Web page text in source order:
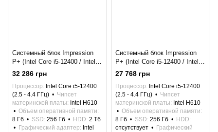
Системный блок Impression
P+ (Intel Core i5-12400 / Intel
H610 / DDR4 8Gb 3200 / SSD
256Gb / HDD 2Tb / 400W / Wi-
Fi)
32 286 грн
Процессор
Intel Core i5-12400
(2.5 - 4.4 ГГц)
Чипсет
материнской платы
Intel H610
Объем оперативной памяти
8 Гб
SSD 256 Гб HDD 2 Тб
Графический адаптер
Intel
Системный блок Impression
P+ (Intel Core i5-12400 / Intel
H610 / DDR4 8Gb 3200 / SSD
256Gb /DVD+-RW / 400W)
27 768 грн
Процессор
Intel Core i5-12400
(2.5 - 4.4 ГГц)
Чипсет
материнской платы
Intel H610
Объем оперативной памяти
8 Гб
SSD 256 Гб
HDD
отсутствует
Графический